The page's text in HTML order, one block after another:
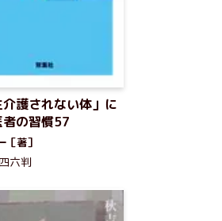
介護されない体」に
者の習慣57
［著］
六判